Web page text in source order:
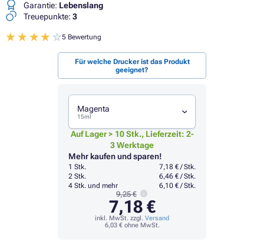
Garantie: Lebenslang
Treuepunkte: 3
5 Bewertung
Für welche Drucker ist das Produkt
geeignet?
Magenta
15ml
Auf Lager > 10 Stk., Lieferzeit: 2-
3 Werktage
Mehr kaufen und sparen!
1 Stk.
7,18 € / Stk.
2 Stk.
6,46 € / Stk.
4 Stk. und mehr
6,10 € / Stk.
9,25 €
7,18 €
inkl. MwSt. zzgl. Versand
6,03 €ohne MwSt.